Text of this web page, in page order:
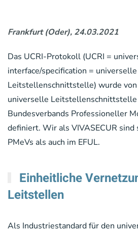
Frankfurt (Oder), 24.03.2021
Das UCRI-Protokoll (UCRI =
interface/specification = universelle
Leitstellenschnittstelle) wurde
universelle Leitstellenschnittstelle
Bundesverbands Professioneller
definiert. Wir als VIVASECUR
PMeVs als auch im EFUL.
Einheitliche
Leitstellen
Als Industriestandard für den